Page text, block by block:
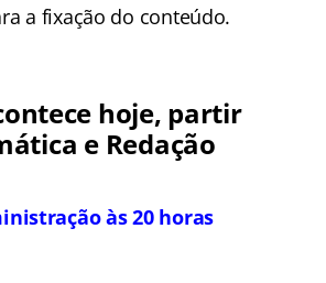
a fixação do conteúdo.
hoje, partir
e Redação
às 20 horas